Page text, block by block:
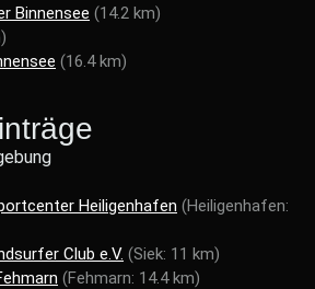
Binnensee (14.2 km)
(16.4 km)
Heiligenhafen (Heiligenhafen:
Club e.V. (Siek: 11 km)
(Fehmarn: 14.4 km)